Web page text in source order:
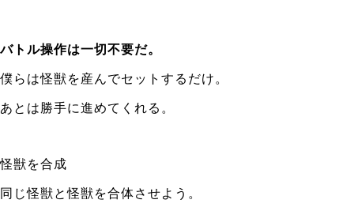
バトル操作は一切不要だ。
僕らは怪獣を産んでセットするだけ。
あとは勝手に進めてくれる。
怪獣を合成
同じ怪獣と怪獣を合体させよう。